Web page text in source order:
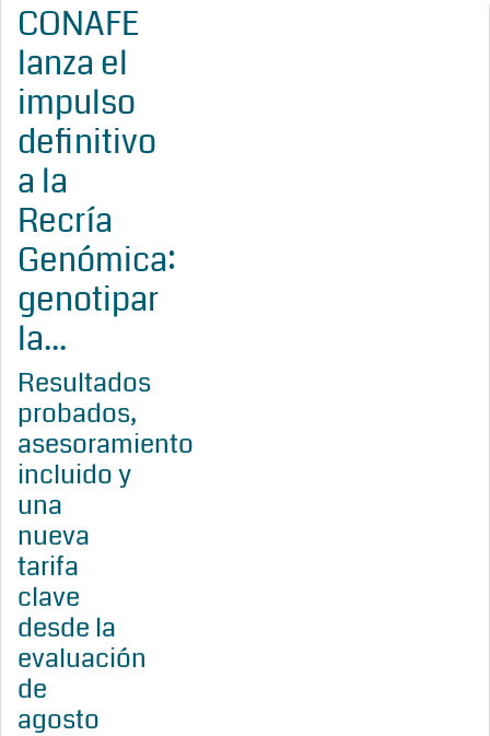
CONAFE
lanza el
impulso
definitivo
a la
Recría
Genómica:
genotipar
la...
Resultados
probados,
asesoramiento
incluido y
una
nueva
tarifa
clave
desde la
evaluación
de
agosto